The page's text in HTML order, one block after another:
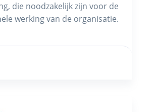
die noodzakelijk zijn voor de
werking van de organisatie.